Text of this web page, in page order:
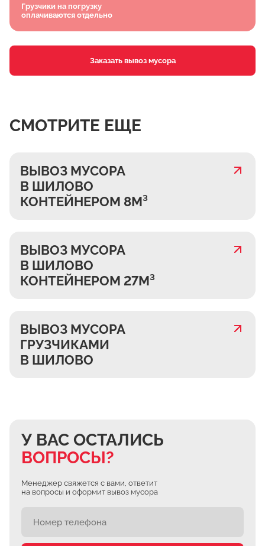
Грузчики на погрузку
оплачиваются отдельно
Заказать вывоз мусора
СМОТРИТЕ ЕЩЕ
ВЫВОЗ МУСОРА
В ШИЛОВО
КОНТЕЙНЕРОМ 8М³
ВЫВОЗ МУСОРА
В ШИЛОВО
КОНТЕЙНЕРОМ 27М³
ВЫВОЗ МУСОРА
ГРУЗЧИКАМИ
В ШИЛОВО
У ВАС ОСТАЛИСЬ
ВОПРОСЫ?
Менеджер свяжется с вами, ответит
на вопросы и оформит вывоз мусора